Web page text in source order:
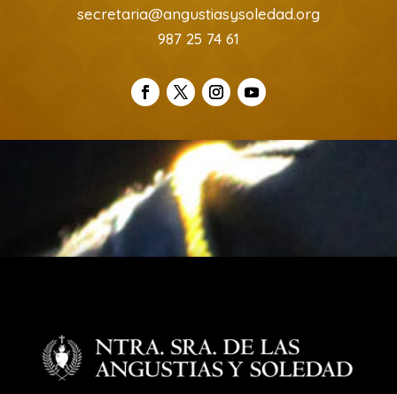
secretaria@angustiasysoledad.org
987 25 74 61